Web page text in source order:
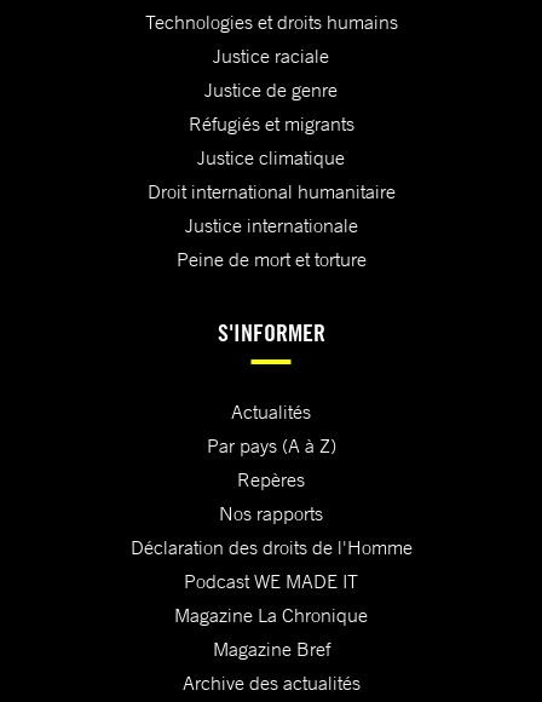
Technologies et droits humains
Justice raciale
Justice de genre
Réfugiés et migrants
Justice climatique
Droit international humanitaire
Justice internationale
Peine de mort et torture
S'INFORMER
Actualités
Par pays (A à Z)
Repères
Nos rapports
Déclaration des droits de l'Homme
Podcast WE MADE IT
Magazine La Chronique
Magazine Bref
Archive des actualités